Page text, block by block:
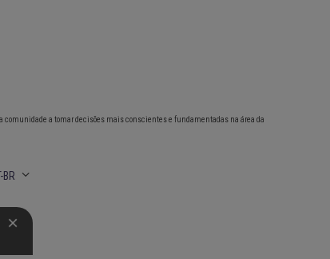
comunidade a tomar decisões mais conscientes e fundamentadas na área da
BR